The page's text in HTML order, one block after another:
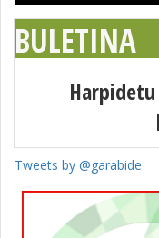
BULETINA
Tweets by @garabide